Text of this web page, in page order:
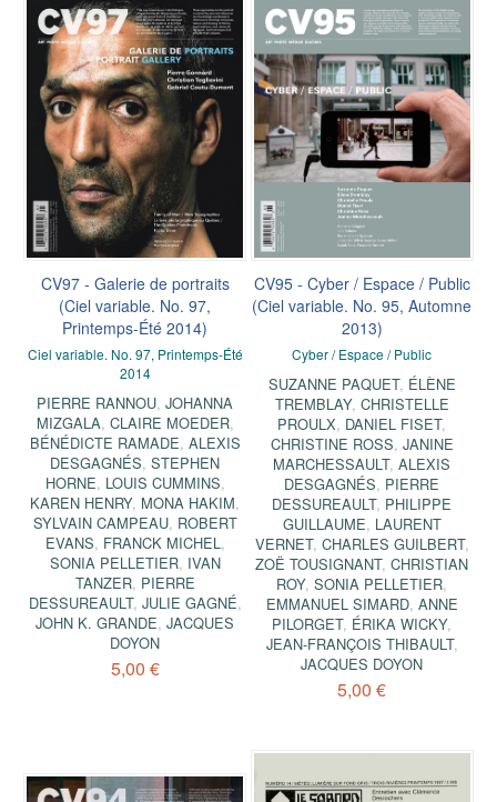
CV97 - Galerie de portraits
(Ciel variable. No. 97,
Printemps-Été 2014)
Ciel variable. No. 97, Printemps-Été
2014
PIERRE RANNOU,JOHANNA
MIZGALA, CLAIRE MOEDER,
BÉNÉDICTE RAMADE, ALEXIS
DESGAGNÉS,STEPHEN
HORNE, LOUIS CUMMINS,
KAREN HENRY, MONA HAKIM,
SYLVAIN CAMPEAU, ROBERT
EVANS, FRANCK MICHEL,
SONIA PELLETIER, IVAN
TANZER, PIERRE
DESSUREAULT, JULIE GAGNÉ,
JOHN K. GRANDE,JACQUES
DOYON
5,00 €
CV95 - Cyber / Espace / Public
(Ciel variable. No. 95, Automne
2013)
Cyber / Espace / Public
SUZANNE PAQUET, ÉLÈNE
TREMBLAY, CHRISTELLE
PROULX, DANIEL FISET,
CHRISTINE ROSS, JANINE
MARCHESSAULT,ALEXIS
DESGAGNÉS, PIERRE
DESSUREAULT, PHILIPPE
GUILLAUME, LAURENT
VERNET, CHARLES GUILBERT,
ZOË TOUSIGNANT,CHRISTIAN
ROY,SONIA PELLETIER,
EMMANUEL SIMARD, ANNE
PILORGET, ÉRIKA WICKY,
JEAN-FRANÇOIS THIBAULT,
JACQUES DOYON
5,00 €